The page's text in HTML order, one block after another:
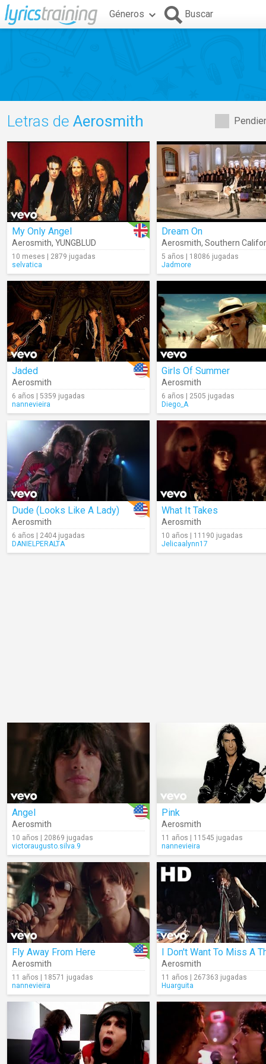
Géneros Buscar
Letras de Aerosmith
My Only Angel
Aerosmith, YUNGBLUD
10 meses | 2879 jugadas
selvatica
Dream On
Aerosmith, Southern California
5 años | 18086 jugadas
Jadmore
Jaded
Aerosmith
6 años | 5359 jugadas
nannevieira
Girls Of Summer
Aerosmith
6 años | 2505 jugadas
Diego_A
Dude (Looks Like A Lady)
Aerosmith
6 años | 2404 jugadas
DANIELPERALTA
What It Takes
Aerosmith
10 años | 11190 jugadas
Jelicaalynn17
Angel
Aerosmith
10 años | 20869 jugadas
victoraugusto.silva.9
Pink
Aerosmith
11 años | 11545 jugadas
nannevieira
Fly Away From Here
Aerosmith
11 años | 18571 jugadas
nannevieira
I Don't Want To Miss A
Aerosmith
11 años | 267363 jugadas
Huarguita